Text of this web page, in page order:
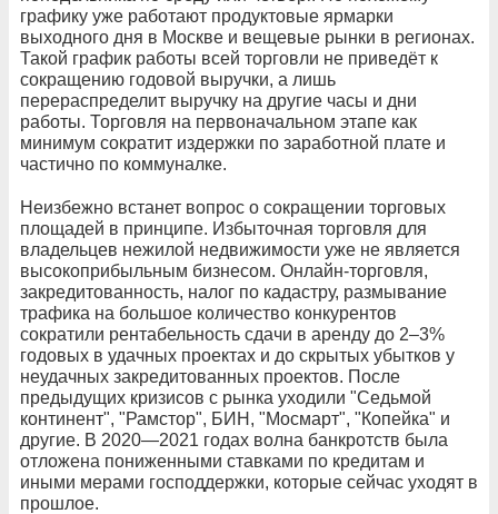
графику уже работают продуктовые ярмарки
выходного дня в Москве и вещевые рынки в регионах.
Такой график работы всей торговли не приведёт к
сокращению годовой выручки, а лишь
перераспределит выручку на другие часы и дни
работы. Торговля на первоначальном этапе как
минимум сократит издержки по заработной плате и
частично по коммуналке.
Неизбежно встанет вопрос о сокращении торговых
площадей в принципе. Избыточная торговля для
владельцев нежилой недвижимости уже не является
высокоприбыльным бизнесом. Онлайн-торговля,
закредитованность, налог по кадастру, размывание
трафика на большое количество конкурентов
сократили рентабельность сдачи в аренду до 2–3%
годовых в удачных проектах и до скрытых убытков у
неудачных закредитованных проектов. После
предыдущих кризисов с рынка уходили "Седьмой
континент", "Рамстор", БИН, "Мосмарт", "Копейка" и
другие. В 2020—2021 годах волна банкротств была
отложена пониженными ставками по кредитам и
иными мерами господдержки, которые сейчас уходят в
прошлое.